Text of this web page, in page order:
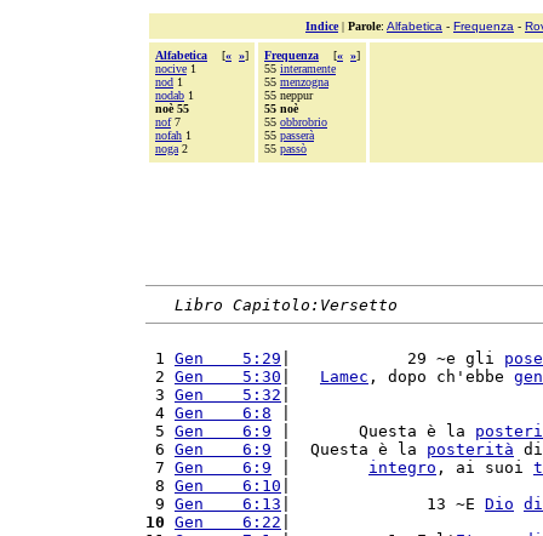
Indice| Parole: Alfabetica - Frequenza -
Alfabetica [« »]
nocive 1
nod 1
nodab 1
noè 55
nof7
nofah 1
noga 2
Frequenza [« »]
55 interamente
55 menzogna
55 neppur
55 noè
55 obbrobrio
55 passerà
55 passò
Libro Capitolo:Versetto
1 Gen    5:29 |            29 ~e gli pose
2 Gen    5:30 Lamec , dopo ch'ebbe
3 Gen    5:32
4 Gen    6:8
5 Gen    6:9 |       Questa è la
6 Gen    6:9 |  Questa è la posterità
7 Gen    6:9 integro , ai suoi
8 Gen    6:10
9 Gen    6:13 |              13 ~E Dio
10 Gen    6:22